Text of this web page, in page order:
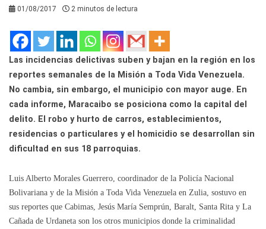
01/08/2017 2 minutos de lectura
Las incidencias delictivas suben y bajan en la región en los
reportes semanales de la Misión a Toda Vida Venezuela.
No cambia, sin embargo, el municipio con mayor auge. En
cada informe, Maracaibo se posiciona como la capital del
delito. El robo y hurto de carros, establecimientos,
residencias o particulares y el homicidio se desarrollan sin
dificultad en sus 18 parroquias.
Luis Alberto Morales Guerrero, coordinador de la Policía Nacional
Bolivariana y de la Misión a Toda Vida Venezuela en Zulia, sostuvo en
sus reportes que Cabimas, Jesús María Semprún, Baralt, Santa Rita y La
Cañada de Urdaneta son los otros municipios donde la criminalidad